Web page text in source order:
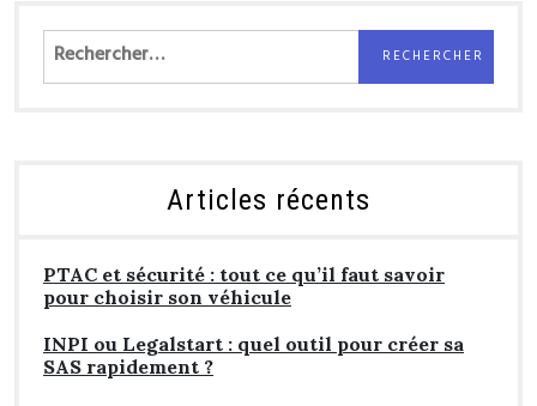
Rechercher :
Articles récents
PTAC et sécurité : tout ce qu’il faut savoir
pour choisir son véhicule
INPI ou Legalstart : quel outil pour créer sa
SAS rapidement ?